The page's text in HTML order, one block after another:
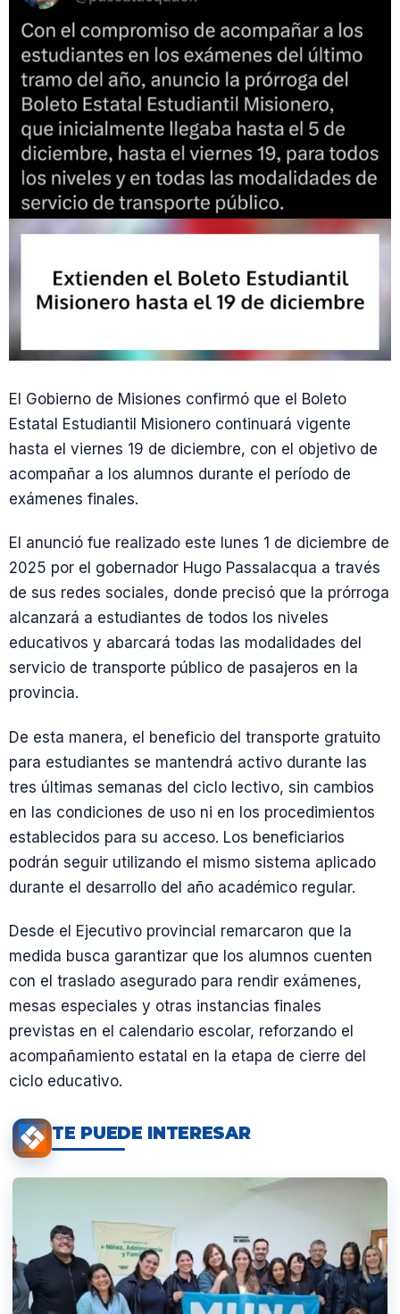
El Gobierno de Misiones confirmó que el Boleto
Estatal Estudiantil Misionero continuará vigente
hasta el viernes 19 de diciembre, con el objetivo de
acompañar a los alumnos durante el período de
exámenes finales.
El anunció fue realizado este lunes 1 de diciembre de
2025 por el gobernador Hugo Passalacqua a través
de sus redes sociales, donde precisó que la prórroga
alcanzará a estudiantes de todos los niveles
educativos y abarcará todas las modalidades del
servicio de transporte público de pasajeros en la
provincia.
De esta manera, el beneficio del transporte gratuito
para estudiantes se mantendrá activo durante las
tres últimas semanas del ciclo lectivo, sin cambios
en las condiciones de uso ni en los procedimientos
establecidos para su acceso. Los beneficiarios
podrán seguir utilizando el mismo sistema aplicado
durante el desarrollo del año académico regular.
Desde el Ejecutivo provincial remarcaron que la
medida busca garantizar que los alumnos cuenten
con el traslado asegurado para rendir exámenes,
mesas especiales y otras instancias finales
previstas en el calendario escolar, reforzando el
acompañamiento estatal en la etapa de cierre del
ciclo educativo.
TE PUEDE INTERESAR